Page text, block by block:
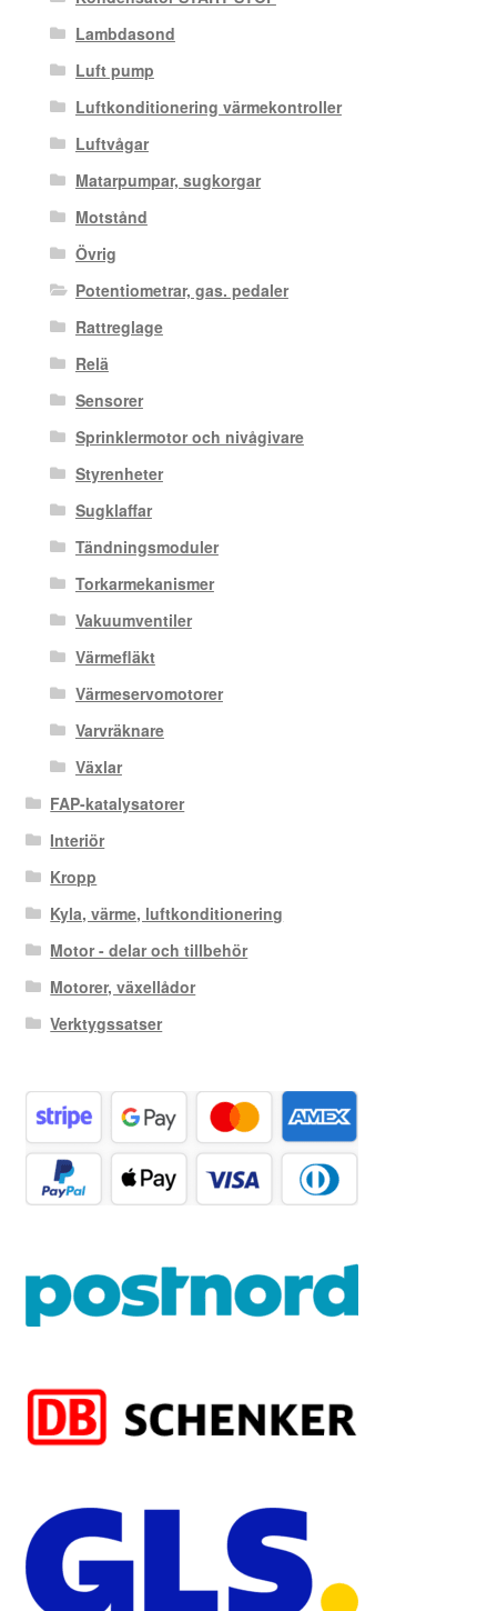
Lambdasond
Luft pump
Luftkonditionering värmekontroller
Luftvågar
Matarpumpar, sugkorgar
Motstånd
Övrig
Potentiometrar, gas. pedaler
Rattreglage
Relä
Sensorer
Sprinklermotor och nivågivare
Styrenheter
Sugklaffar
Tändningsmoduler
Torkarmekanismer
Vakuumventiler
Värmefläkt
Värmeservomotorer
Varvräknare
Växlar
FAP-katalysatorer
Interiör
Kropp
Kyla, värme, luftkonditionering
Motor - delar och tillbehör
Motorer, växellådor
Verktygssatser